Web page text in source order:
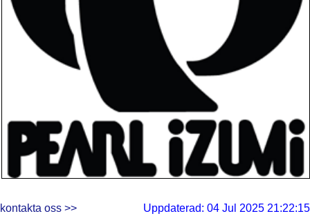
kontakta oss >> Uppdaterad: 04 Jul 2025 21:22:15